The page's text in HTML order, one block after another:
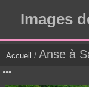
Images
Accueil / Anse à